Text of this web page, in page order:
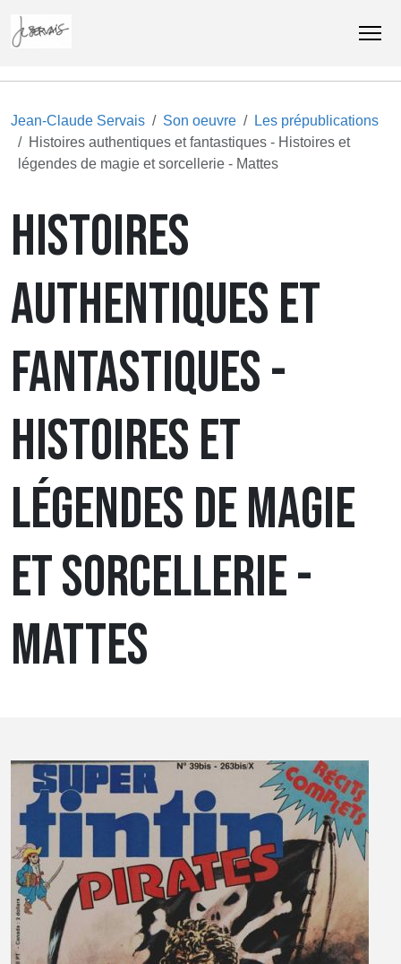
Jean-Claude Servais Son oeuvre
Les prépublications
Histoires authentiques et fantastiques - Histoires et
légendes de magie et sorcellerie - Mattes
HISTOIRES
AUTHENTIQUES ET
FANTASTIQUES -
HISTOIRES ET
LÉGENDES DE MAGIE
ET SORCELLERIE -
MATTES